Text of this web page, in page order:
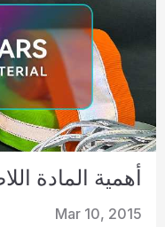
أهمية المادة
Mar 10, 2015